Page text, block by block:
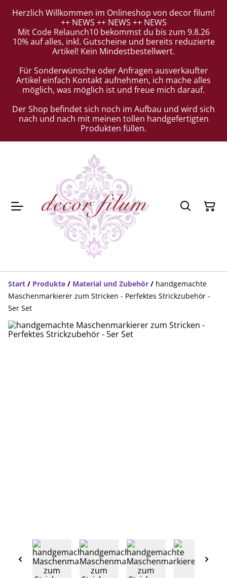
Herzlich Willkommen im Onlineshop von decor filum!
++ NEWS ++ NEWS ++ NEWS
Mit Code Relaunch10 bekommst du bis zum 9.8.26
10% auf alles, inkl. Gutscheine und bereits reduzierte
Artikel! Kein Mindestbestellwert.
Für Sonderwünsche oder Anfragen ausverkaufter
Artikel einfach Kontakt aufnehmen, ich mache alles
möglich, was möglich ist und freue mich darauf.
Der Shop befindet sich noch im Aufbau und wird sich
nach und nach mit meinen tollen handgefertigten
Produkten füllen.
Start / Produkte / Material und Zubehör / handgemachte
Maschenmarkierer zum Stricken - Perfektes Strickzubehör -
5er Set